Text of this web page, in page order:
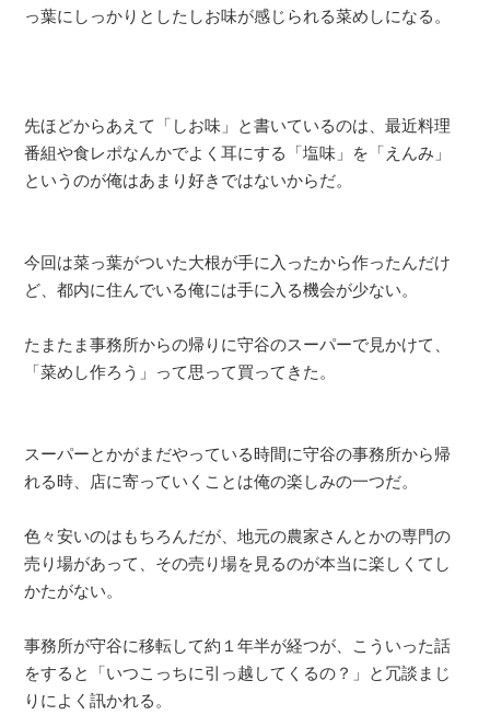
っ葉にしっかりとしたしお味が感じられる菜めしになる。
先ほどからあえて「しお味」と書いているのは、最近料理
番組や食レポなんかでよく耳にする「塩味」を「えんみ」
というのが俺はあまり好きではないからだ。
今回は菜っ葉がついた大根が手に入ったから作ったんだけ
ど、都内に住んでいる俺には手に入る機会が少ない。
たまたま事務所からの帰りに守谷のスーパーで見かけて、
「菜めし作ろう」って思って買ってきた。
スーパーとかがまだやっている時間に守谷の事務所から帰
れる時、店に寄っていくことは俺の楽しみの一つだ。
色々安いのはもちろんだが、地元の農家さんとかの専門の
売り場があって、その売り場を見るのが本当に楽しくてし
かたがない。
事務所が守谷に移転して約１年半が経つが、こういった話
をすると「いつこっちに引っ越してくるの？」と冗談まじ
りによく訊かれる。